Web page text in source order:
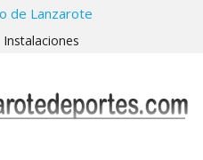
de Lanzarote
Instalaciones